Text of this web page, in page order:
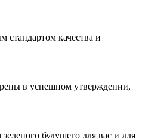
качества и
в успешном утверждении,
будущего для вас и для